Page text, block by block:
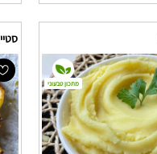
מתכון טבעוני